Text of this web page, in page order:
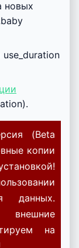
новых
(Beta
копии
данных.
на